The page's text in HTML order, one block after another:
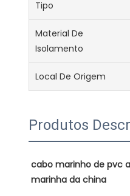
Tipo
Material De
Isolamento
Local De Origem
Produtos
cabo marinho de pvc